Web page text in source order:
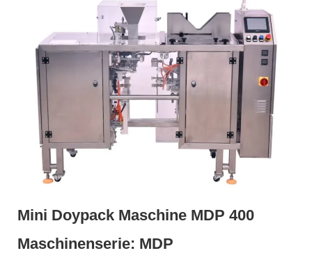
Mini Doypack Maschine MDP 400
Maschi­nen­serie: MDP